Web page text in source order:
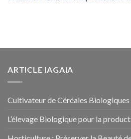
ARTICLE IAGAIA
Cultivateur de Céréales Biologiques
L’élevage Biologique pour la